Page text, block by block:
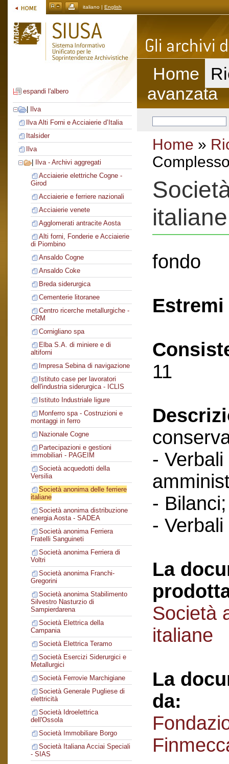
italiano | English
espandi l'albero
Ilva
Ilva Alti Forni e Acciaierie d’Italia
Italsider
Ilva
Ilva - Archivi aggregati
Acciaierie elettriche Cogne -
Girod
Acciaierie e ferriere nazionali
Acciaierie venete
Agglomerati antracite Aosta
Alti forni, Fonderie e Acciaierie
di Piombino
Ansaldo Cogne
Ansaldo Coke
Breda siderurgica
Cementerie litoranee
Centro ricerche metallurgiche -
CRM
Cornigliano spa
Elba S.A. di miniere e di
altiforni
Impresa Sebina di navigazione
Istituto case per lavoratori
dell'industria siderurgica - ICLIS
Istituto Industriale ligure
Monferro spa - Costruzioni e
montaggi in ferro
Nazionale Cogne
Partecipazioni e gestioni
immobiliari - PAGEIM
Società acquedotti della
Versilia
Società anonima delle ferriere
italiane
Società anonima distribuzione
energia Aosta - SADEA
Società anonima Ferriera
Fratelli Sanguineti
Società anonima Ferriera di
Voltri
Società anonima Franchi-
Gregorini
Società anonima Stabilimento
Silvestro Nasturzio di
Sampierdarena
Società Elettrica della
Campania
Società Elettrica Teramo
Società Esercizi Siderurgici e
Metallurgici
Società Ferrovie Marchigiane
Società Generale Pugliese di
elettricità
Società Idroelettrica
dell'Ossola
Società Immobiliare Borgo
Società Italiana Acciai Speciali
- SIAS
Home
avanzata
Home »
italiane
fondo
11
-
- Bilanci;
-
La
Società
italiane
La
da: